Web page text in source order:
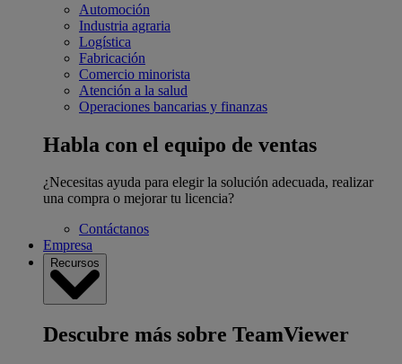
Automoción
Industria agraria
Logística
Fabricación
Comercio minorista
Atención a la salud
Operaciones bancarias y finanzas
Habla con el equipo de ventas
¿Necesitas ayuda para elegir la solución adecuada, realizar
una compra o mejorar tu licencia?
Contáctanos
Empresa
Recursos
Descubre más sobre TeamViewer